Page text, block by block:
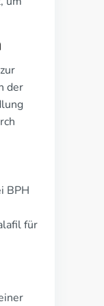
der
BPH
für